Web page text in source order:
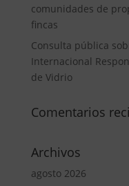
comunidades de
fincas
Consulta pública
Internacional
de Vidrio
Comentarios
Archivos
agosto 2026